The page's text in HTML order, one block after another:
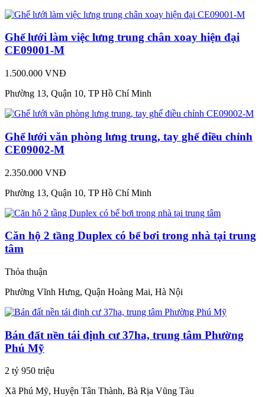
Ghế lưới làm việc lưng trung chân xoay hiện đại
CE09001-M
1.500.000 VNĐ
Phường 13, Quận 10, TP Hồ Chí Minh
Ghế lưới văn phòng lưng trung, tay ghế điều chỉnh
CE09002-M
2.350.000 VNĐ
Phường 13, Quận 10, TP Hồ Chí Minh
Căn hộ 2 tầng Duplex có bể bơi trong nhà tại trung
tâm
Thỏa thuận
Phường Vĩnh Hưng, Quận Hoàng Mai, Hà Nội
Bán đất nền tái định cư 37ha, trung tâm Phường
Phú Mỹ
2 tỷ 950 triệu
Xã Phú Mỹ, Huyện Tân Thành, Bà Rịa Vũng Tàu